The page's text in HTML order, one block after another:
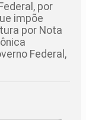
por
impõe
por Nota
Federal,